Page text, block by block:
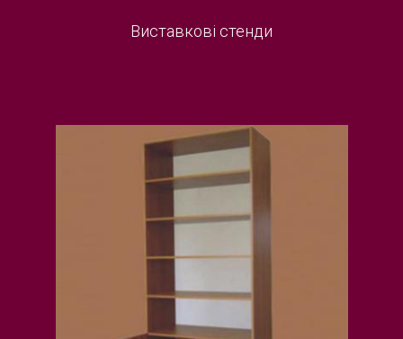
Виставкові стенди